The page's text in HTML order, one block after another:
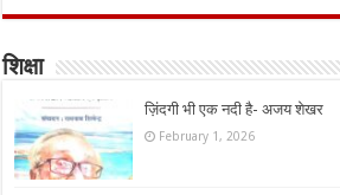
शिक्षा
ज़िंदगी भी एक नदी है- अजय शेखर
February 1, 2026